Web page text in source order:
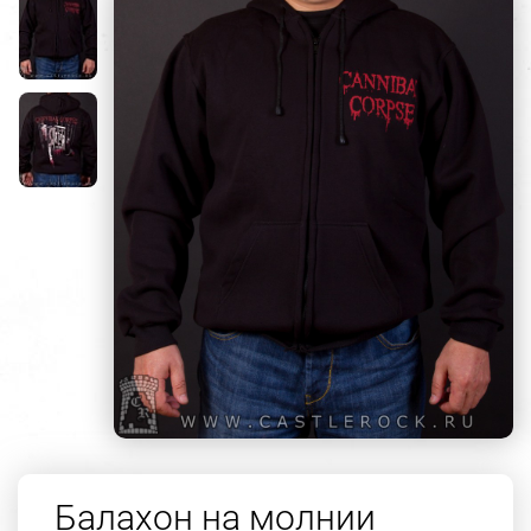
Балахон на молнии